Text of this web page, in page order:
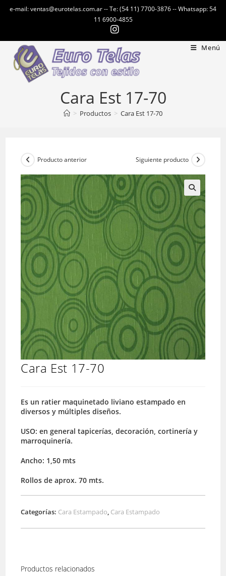
e-mail: ventas@eurotelas.com.ar -- Te: (54 11) 7700-3876 -- Whatsapp: 54
11 6900-4855
Menú
Cara Est 17-70
> Productos > Cara Est 17-70
Producto anterior Siguiente producto
Cara Est 17-70
Es un ratier maquinetado liviano estampado en
diversos y múltiples diseños.
USO: en general tapicerías, decoración, cortinería y
marroquinería.
Ancho: 1,50 mts
Rollos de aprox. 70 mts.
Categorías: Cara Estampado Cara Estampado
Productos relacionados